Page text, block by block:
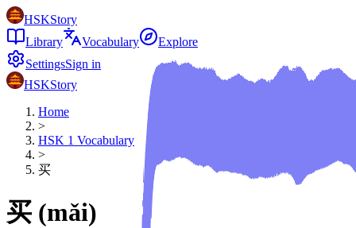
HSKStory
Library
Vocabulary
Explore
SettingsSign in
HSKStory
Home
>
HSK 1 Vocabulary
>
买
买 (mǎi)